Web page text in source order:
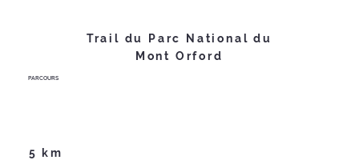
Trail du Parc National du
Mont Orford
PARCOURS
5 km